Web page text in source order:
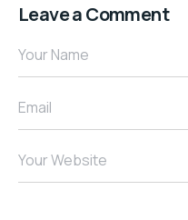
Leave a Comment
Your Name
Email
Your Website